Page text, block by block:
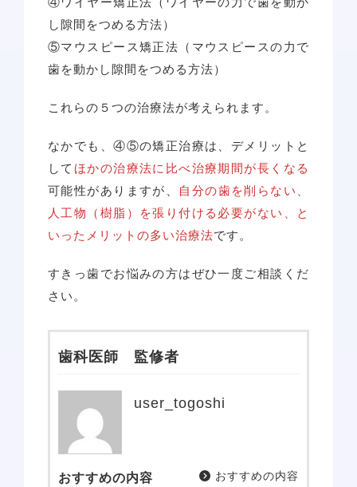
し隙間をつめる方法）
⑤マウスピース矯正法（マウスピースの力で
歯を動かし隙間をつめる方法）
これらの５つの治療法が考えられます。
なかでも、④⑤の矯正治療は、デメリットと
して ほかの治療法に比べ治療期間が長くなる
可能性がありますが、
自分の歯を削らない、
人工物（樹脂）を張り付ける必要がない、と
いったメリットの多い治療法です。
すきっ歯でお悩みの方はぜひ一度ご相談くだ
さい。
歯科医師 監修者
user_togoshi
おすすめの内容 おすすめの内容